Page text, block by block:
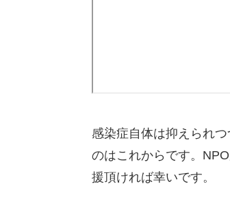
感染症自体は抑えられ
のはこれからです。
援頂ければ幸いです。